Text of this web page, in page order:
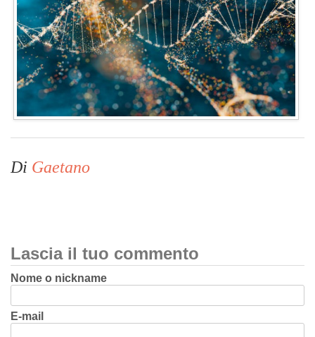
Di Gaetano
Lascia il tuo commento
Nome o nickname
E-mail